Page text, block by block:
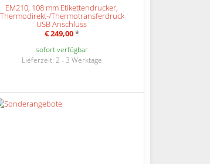
EM210, 108 mm Etikettendrucker,
Thermodirekt-/Thermotransferdruck,
USB Anschluss
€ 249,00*
sofort verfügbar
Lieferzeit: 2 - 3 Werktage